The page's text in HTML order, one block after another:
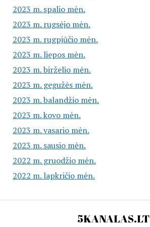
2023 m. spalio mėn.
2023 m. rugsėjo mėn.
2023 m. rugpjūčio mėn.
2023 m. liepos mėn.
2023 m. birželio mėn.
2023 m. gegužės mėn.
2023 m. balandžio mėn.
2023 m. kovo mėn.
2023 m. vasario mėn.
2023 m. sausio mėn.
2022 m. gruodžio mėn.
2022 m. lapkričio mėn.
5KANALAS.LT